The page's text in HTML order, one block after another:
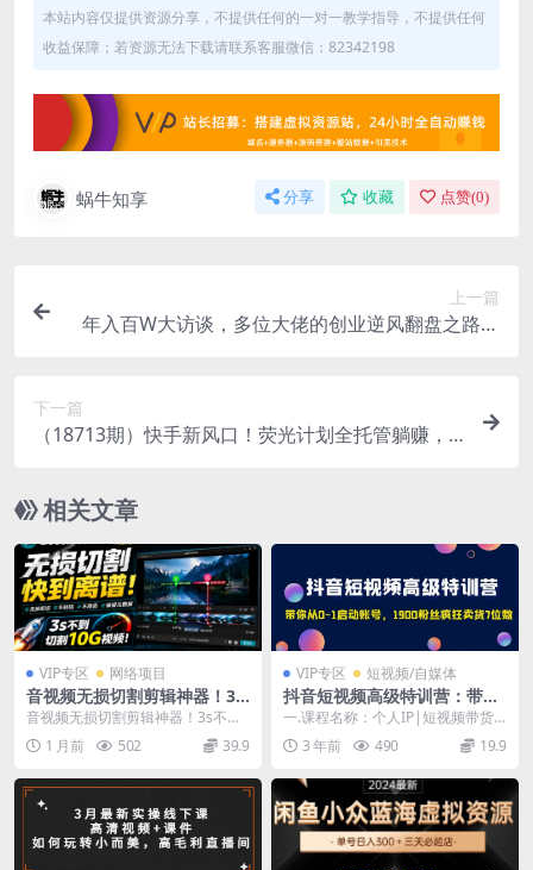
本站内容仅提供资源分享，不提供任何的一对一教学指导，不提供任何
收益保障；若资源无法下载请联系客服微信：82342198
蜗牛知享 分享 收藏 点赞(0)
上一篇
年入百W大访谈，多位大佬的创业逆风翻盘之路，
下一篇
（18713期）快手新风口！荧光计划全托管躺赚，
相关文章
VIP专区 网络项目
音视频无损切割剪辑神器！3s
不到切割10G视频，速度快到
离谱，免费且开源，Lossless
Cut无损剪切
音视频无损切割剪辑神器！3s不到
切割10G视频，速度快到离谱，免
费且开源，Los...
1 月前 502 39.9
VIP专区 短视频/自媒体
抖音短视频高级特训营：带你
从0-1启动账号，1900粉丝疯
一.课程名称：个人IP|短视频带货
必修课 二.课程目录 1.没有什么比抖
音更值得...
3 年前 490 19.9